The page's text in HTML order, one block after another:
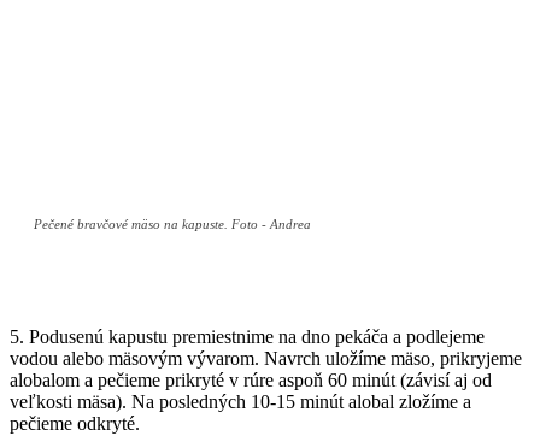
Pečené bravčové mäso na kapuste. Foto - Andrea
5. Podusenú kapustu premiestnime na dno pekáča a podlejeme
vodou alebo mäsovým vývarom. Navrch uložíme mäso, prikryjeme
alobalom a pečieme prikryté v rúre aspoň 60 minút (závisí aj od
veľkosti mäsa). Na posledných 10-15 minút alobal zložíme a
pečieme odkryté.